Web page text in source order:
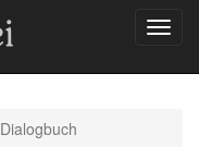
Dialogbuch